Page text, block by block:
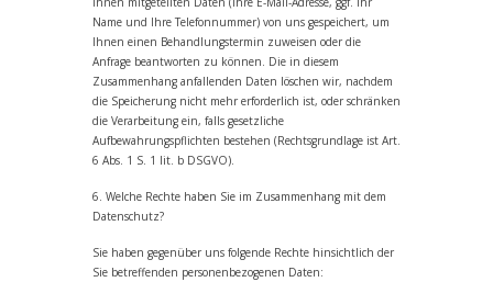
Name und Ihre Telefonnummer) von uns gespeichert, um
Ihnen einen Behandlungstermin zuweisen oder die
Anfrage beantworten zu können. Die in diesem
Zusammenhang anfallenden Daten löschen wir, nachdem
die Speicherung nicht mehr erforderlich ist, oder schränken
die Verarbeitung ein, falls gesetzliche
Aufbewahrungspflichten bestehen (Rechtsgrundlage ist Art.
6 Abs. 1 S. 1 lit. b DSGVO).
6. Welche Rechte haben Sie im Zusammenhang mit dem
Datenschutz?
Sie haben gegenüber uns folgende Rechte hinsichtlich der
Sie betreffenden personenbezogenen Daten: